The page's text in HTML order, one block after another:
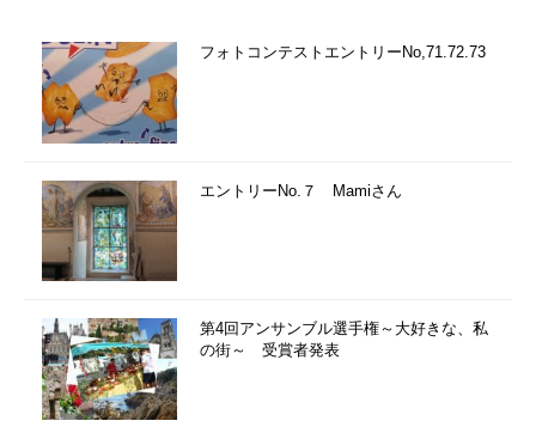
フォトコンテストエントリーNo,71.72.73
エントリーNo.７ Mamiさん
第4回アンサンブル選手権～大好きな、私
の街～ 受賞者発表